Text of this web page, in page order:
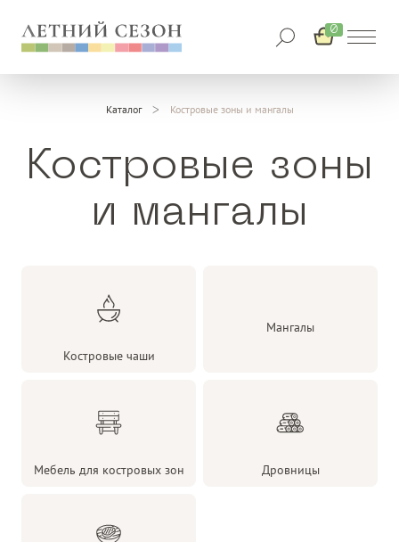
0
Каталог Костровые зоны и мангалы
Костровые зоны
и мангалы
Костровые чаши
Мангалы
Мебель для костровых зон Дровницы